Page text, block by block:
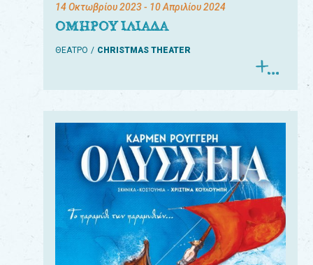
14 Οκτωβρίου 2023- 10 Απριλίου 2024
ΟΜΗΡΟΥ ΙΛΙΑΔΑ
ΘΕΑΤΡΟ CHRISTMAS THEATER